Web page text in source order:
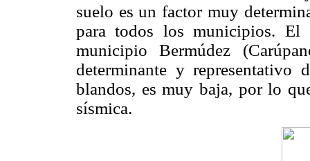
suelo es un factor muy
para todos los municipios. El
municipio Bermúdez
determinante y representativo
blandos, es muy baja, por lo
sísmica.